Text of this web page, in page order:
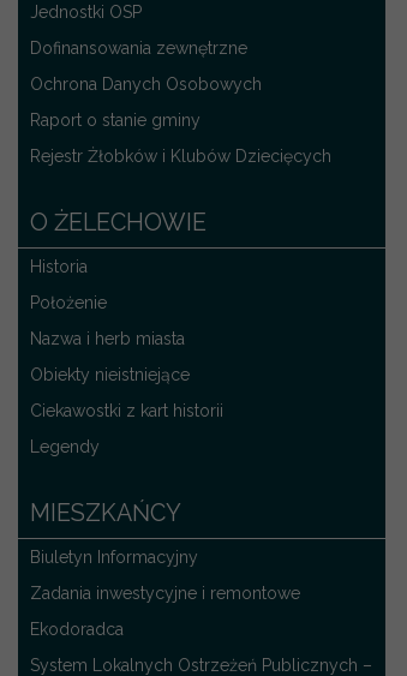
Jednostki OSP
Dofinansowania zewnętrzne
Ochrona Danych Osobowych
Raport o stanie gminy
Rejestr Żłobków i Klubów Dziecięcych
O ŻELECHOWIE
Historia
Położenie
Nazwa i herb miasta
Obiekty nieistniejące
Ciekawostki z kart historii
Legendy
MIESZKAŃCY
Biuletyn Informacyjny
Zadania inwestycyjne i remontowe
Ekodoradca
System Lokalnych Ostrzeżeń Publicznych –